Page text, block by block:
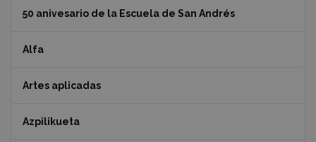
50 anivesario de la Escuela de San Andrés
Alfa
Artes aplicadas
Azpilikueta